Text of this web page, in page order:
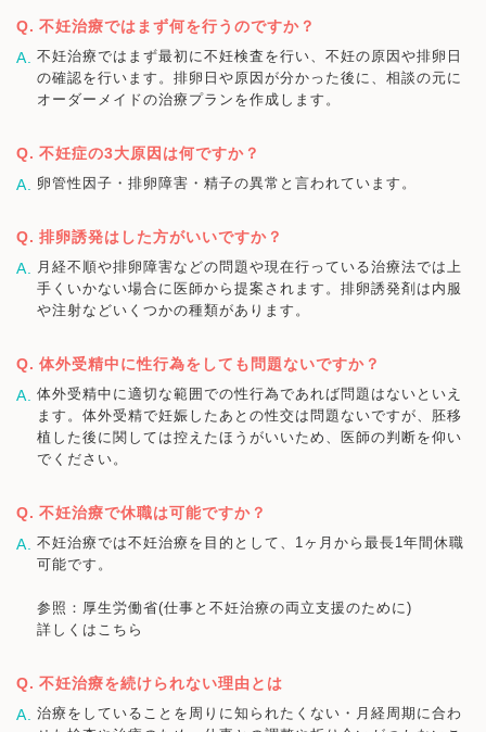
不妊治療ではまず何を行うのですか？
不妊治療ではまず最初に不妊検査を行い、不妊の原因や排卵日
の確認を行います。排卵日や原因が分かった後に、相談の元に
オーダーメイドの治療プランを作成します。
不妊症の3大原因は何ですか？
卵管性因子・排卵障害・精子の異常と言われています。
排卵誘発はした方がいいですか？
月経不順や排卵障害などの問題や現在行っている治療法では上
手くいかない場合に医師から提案されます。排卵誘発剤は内服
や注射などいくつかの種類があります。
体外受精中に性行為をしても問題ないですか？
体外受精中に適切な範囲での性行為であれば問題はないといえ
ます。体外受精で妊娠したあとの性交は問題ないですが、胚移
植した後に関しては控えたほうがいいため、医師の判断を仰い
でください。
不妊治療で休職は可能ですか？
不妊治療では不妊治療を目的として、1ヶ月から最長1年間休職
可能です。
参照：厚生労働省(仕事と不妊治療の両立支援のために)
詳しくはこちら
不妊治療を続けられない理由とは
治療をしていることを周りに知られたくない・月経周期に合わ